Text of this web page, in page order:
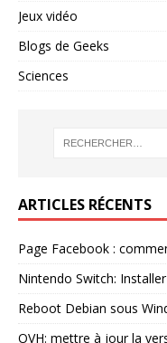
Jeux vidéo
Blogs de Geeks
Sciences
ARTICLES RÉCENTS
Page Facebook :
Nintendo Switch:
Reboot Debian sous
OVH: mettre à jour la